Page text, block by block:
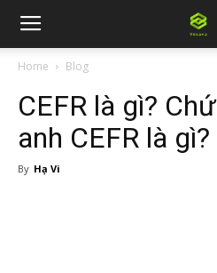
Home Blog
CEFR là gì?
anh CEFR là gì?
By Hạ Vi